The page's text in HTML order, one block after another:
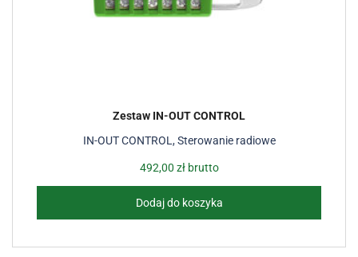
IN-OUT CONTROL ,Sterowanie radiowe
Zestaw IN-OUT CONTROL
492,00 złbrutto
Dodaj do koszyka